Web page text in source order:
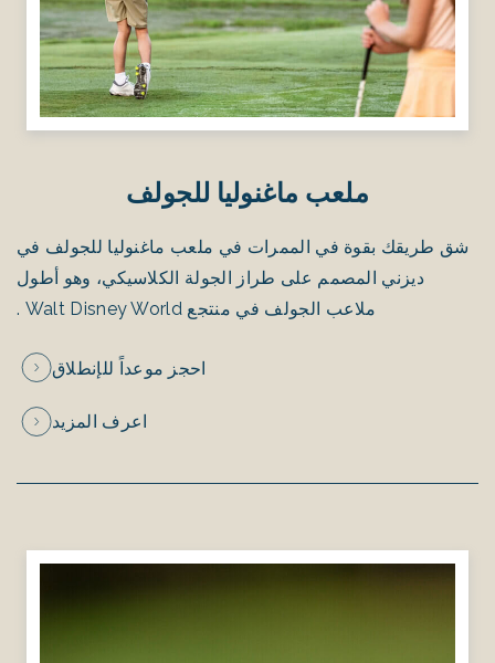
ملعب ماغنوليا للجولف
شق طريقك بقوة في الممرات في ملعب ماغنوليا للجولف في
ديزني المصمم على طراز الجولة الكلاسيكي، وهو أطول
ملاعب الجولف في منتجع Walt Disney World .
احجز موعداً للإنطلاق
اعرف المزيد